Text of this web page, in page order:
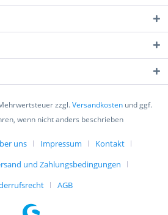
gelesen,
zu. *
zzgl.Versandkosten und ggf.
wenn nicht anders beschrieben
uns Impressum
Kontakt
und Zahlungsbedingungen
AGB